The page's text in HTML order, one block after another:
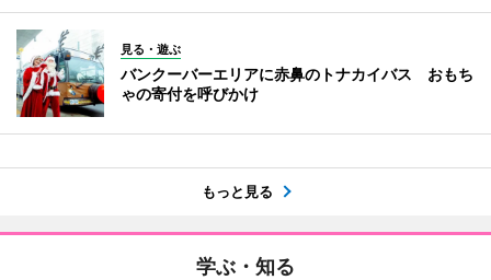
見る・遊ぶ
バンクーバーエリアに赤鼻のトナカイバス おもち
ゃの寄付を呼びかけ
もっと見る
学ぶ・知る